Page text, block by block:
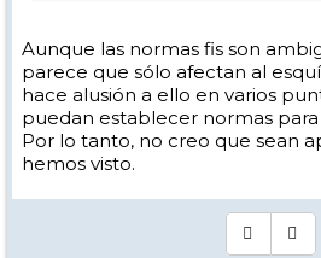
porque no es una trayectoria normal
Aunque las normas fis son
parece que sólo afectan al
hace alusión a ello en varios
puedan establecer normas
Por lo tanto, no creo que sean
hemos visto.